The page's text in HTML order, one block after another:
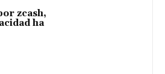
zcash,
ha